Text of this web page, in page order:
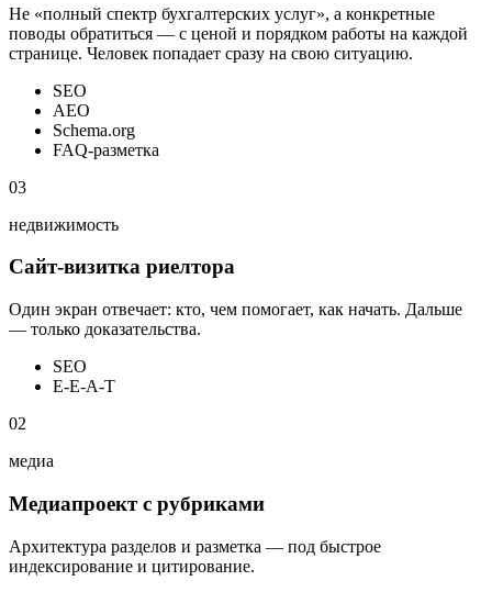
Не «полный спектр бухгалтерских услуг», а конкретные
поводы обратиться — с ценой и порядком работы на каждой
странице. Человек попадает сразу на свою ситуацию.
SEO
AEO
Schema.org
FAQ-разметка
03
недвижимость
Сайт-визитка риелтора
Один экран отвечает: кто, чем помогает, как начать. Дальше
— только доказательства.
SEO
E-E-A-T
02
медиа
Медиапроект с рубриками
Архитектура разделов и разметка — под быстрое
индексирование и цитирование.